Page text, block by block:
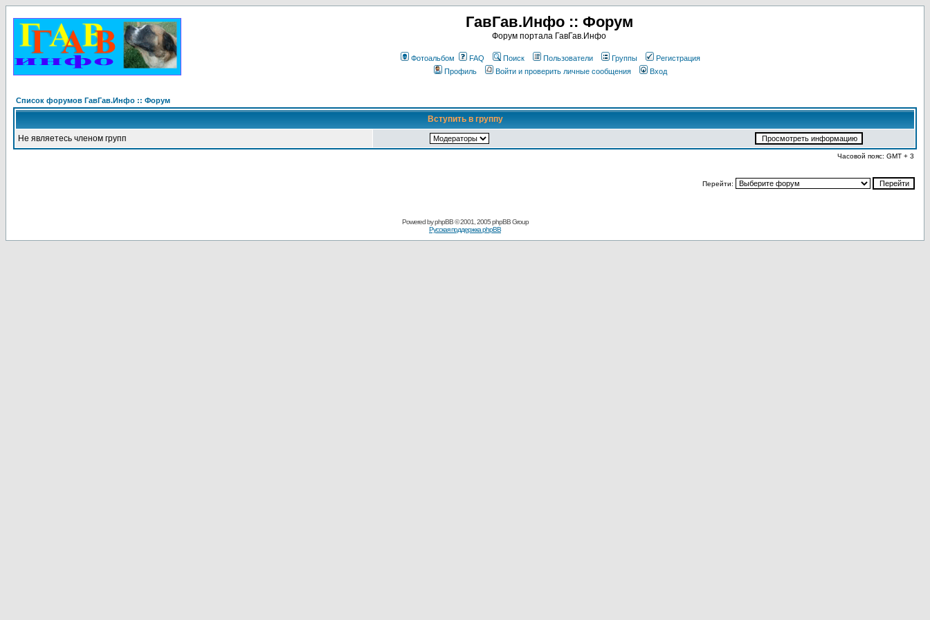
ГавГав.Инфо :: Форум
Форум портала ГавГав.Инфо
Фотоальбом FAQ Поиск Пользователи Группы
Регистрация
Профиль
Войти и проверить личные сообщения Вход
Список форумов ГавГав.Инфо :: Форум
Вступить в группу
Не являетесь членом групп
Часовой пояс: GMT + 3
Перейти:
Powered byphpBB© 2001, 2005 phpBB Group
Русская поддержка phpBB